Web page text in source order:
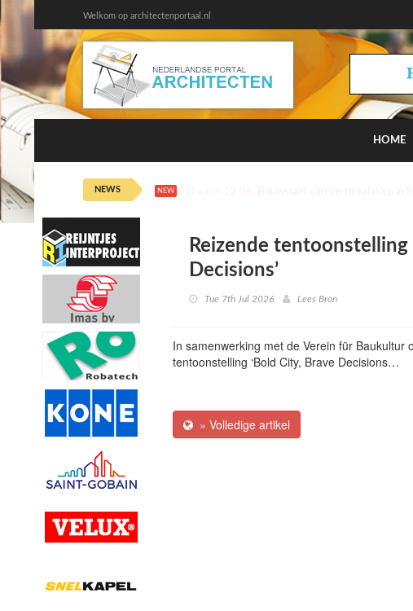
Welkom op architectenportaal.nl
HOME
NEWS NEW
Reizende tentoonstelling
Decisions’
Tue 7th Jul 2026 Lees Bron
In samenwerking met de Verein für
tentoonstelling ‘Bold City, Brave Decisions…
» Volledige artikel